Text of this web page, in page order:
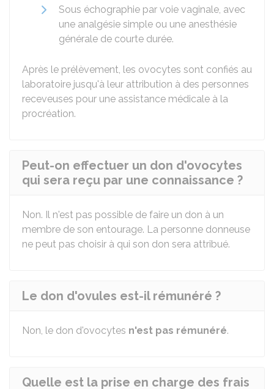
Sous échographie par voie vaginale, avec
une analgésie simple ou une anesthésie
générale de courte durée.
Après le prélèvement, les ovocytes sont confiés au
laboratoire jusqu'à leur attribution à des personnes
receveuses pour une assistance médicale à la
procréation.
Peut-on effectuer un don d'ovocytes
qui sera reçu par une connaissance ?
Non. Il n'est pas possible de faire un don à un
membre de son entourage. La personne donneuse
ne peut pas choisir à qui son don sera attribué.
Le don d'ovules est-il rémunéré ?
Non, le don d'ovocytes n'est pas rémunéré.
Quelle est la prise en charge des frais